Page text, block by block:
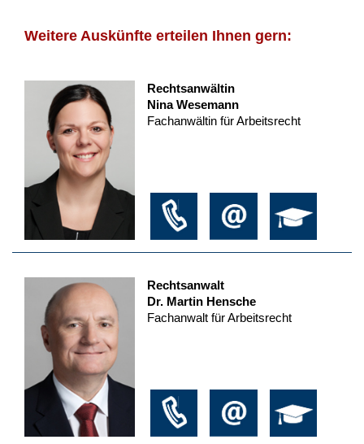
Weitere Auskünfte erteilen Ihnen gern:
Rechtsanwältin
Nina Wesemann
Fachanwältin für Arbeitsrecht
Rechtsanwalt
Dr. Martin Hensche
Fachanwalt für Arbeitsrecht